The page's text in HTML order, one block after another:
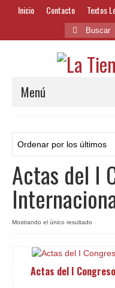
Inicio Contacto Textos
Buscar
por:
Menú
Bazar
Textil y Accesorios
Bordados
Banderas
Libros
Ofertas y lotes
Actas del I
Mostrando el único resultado
Actas del I